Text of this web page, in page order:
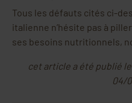
Tous les défauts cités ci-
italienne n’hésite pas à
ses besoins nutritionnels,
cet article a été publié
04/